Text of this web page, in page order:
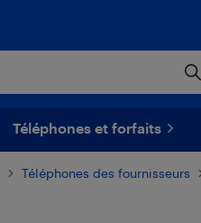
Téléphones et forfaits
Téléphones des fournisseurs